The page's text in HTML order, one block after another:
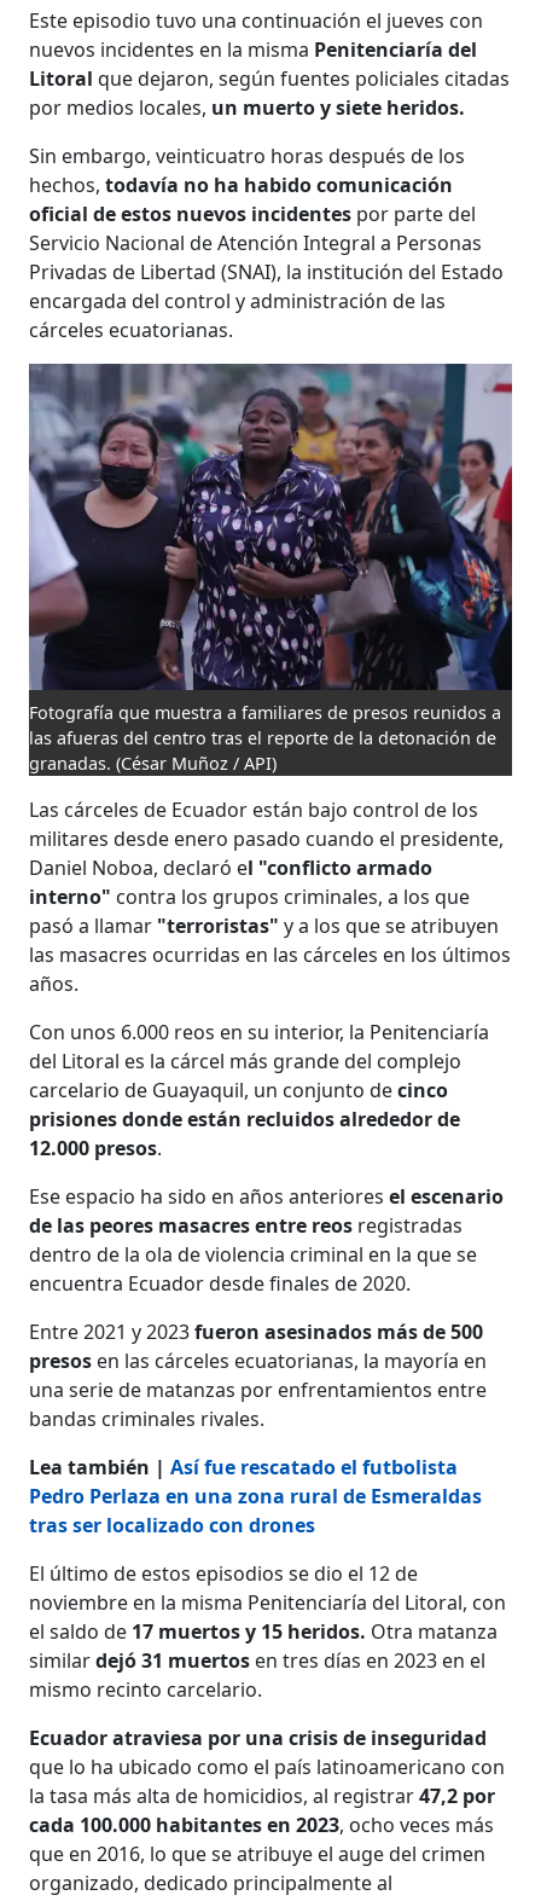
Este episodio tuvo una continuación el jueves con
nuevos incidentes en la misma Penitenciaría del
Litoralque dejaron, según fuentes policiales citadas
por medios locales, un muerto y siete heridos.
Sin embargo, veinticuatro horas después de los
hechos,todavía no ha habido comunicación
oficial de estos nuevos incidentes por parte del
Servicio Nacional de Atención Integral a Personas
Privadas de Libertad (SNAI), la institución del Estado
encargada del control y administración de las
cárceles ecuatorianas.
Fotografía que muestra a familiares de presos reunidos a
las afueras del centro tras el reporte de la detonación de
granadas. (César Muñoz / API)
Las cárceles de Ecuador están bajo control de los
militares desde enero pasado cuando el presidente,
Daniel Noboa, declaró el "conflicto armado
interno" contra los grupos criminales, a los que
pasó a llamar "terroristas" y a los que se atribuyen
las masacres ocurridas en las cárceles en los últimos
años.
Con unos 6.000 reos en su interior, la Penitenciaría
del Litoral es la cárcel más grande del complejo
carcelario de Guayaquil, un conjunto decinco
prisiones donde están recluidos alrededor de
12.000 presos.
Ese espacio ha sido en años anteriores el escenario
de las peores masacres entre reos registradas
dentro de la ola de violencia criminal en la que se
encuentra Ecuador desde finales de 2020.
Entre 2021 y 2023fueron asesinados más de 500
presos en las cárceles ecuatorianas, la mayoría en
una serie de matanzas por enfrentamientos entre
bandas criminales rivales.
​​​​​​​Lea también |Así fue rescatado el futbolista
Pedro Perlaza en una zona rural de Esmeraldas
tras ser localizado con drones
El último de estos episodios se dio el 12 de
noviembre en la misma Penitenciaría del Litoral, con
el saldo de 17 muertos y 15 heridos. Otra matanza
similardejó 31 muertos en tres días en 2023 en el
mismo recinto carcelario.
Ecuador atraviesa por una crisis de inseguridad
que lo ha ubicado como el país latinoamericano con
la tasa más alta de homicidios, al registrar47,2 por
cada 100.000 habitantes en 2023, ocho veces más
que en 2016, lo que se atribuye el auge del crimen
organizado, dedicado principalmente al